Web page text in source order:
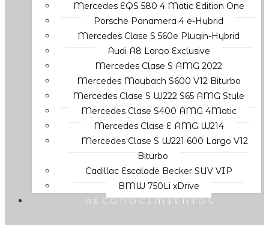
Mercedes EQS 580 4 Matic Edition One
Porsche Panamera 4 e-Hybrid
Mercedes Clase S 560e Plugin-Hybrid
Audi A8 Largo Exclusive
Mercedes Clase S AMG 2022
Mercedes Maybach S600 V12 Biturbo
Mercedes Clase S W222 S65 AMG Style
Mercedes Clase S400 AMG 4Matic
Mercedes Clase E AMG W214
Mercedes Clase S W221 600 Largo V12
Biturbo
Cadillac Escalade Becker SUV VIP
BMW 750Li xDrive
RECONOCIMIENTOS